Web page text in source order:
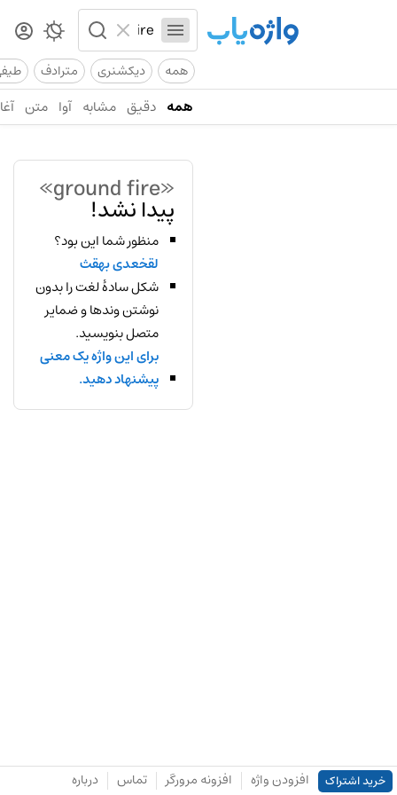
همه دیکشنری مترادف
همه دقیق مشابه آوا متن
«ground fire»
پیدا نشد!
منظور شما این بود؟
لقخعدی بهقث
شکل سادهٔ لغت را بدون
نوشتن وندها و ضمایر
متصل بنویسید.
برای این واژه یک معنی
پیشنهاد دهید.
خرید اشتراک افزودن واژه افزونه مرورگر تماس درباره